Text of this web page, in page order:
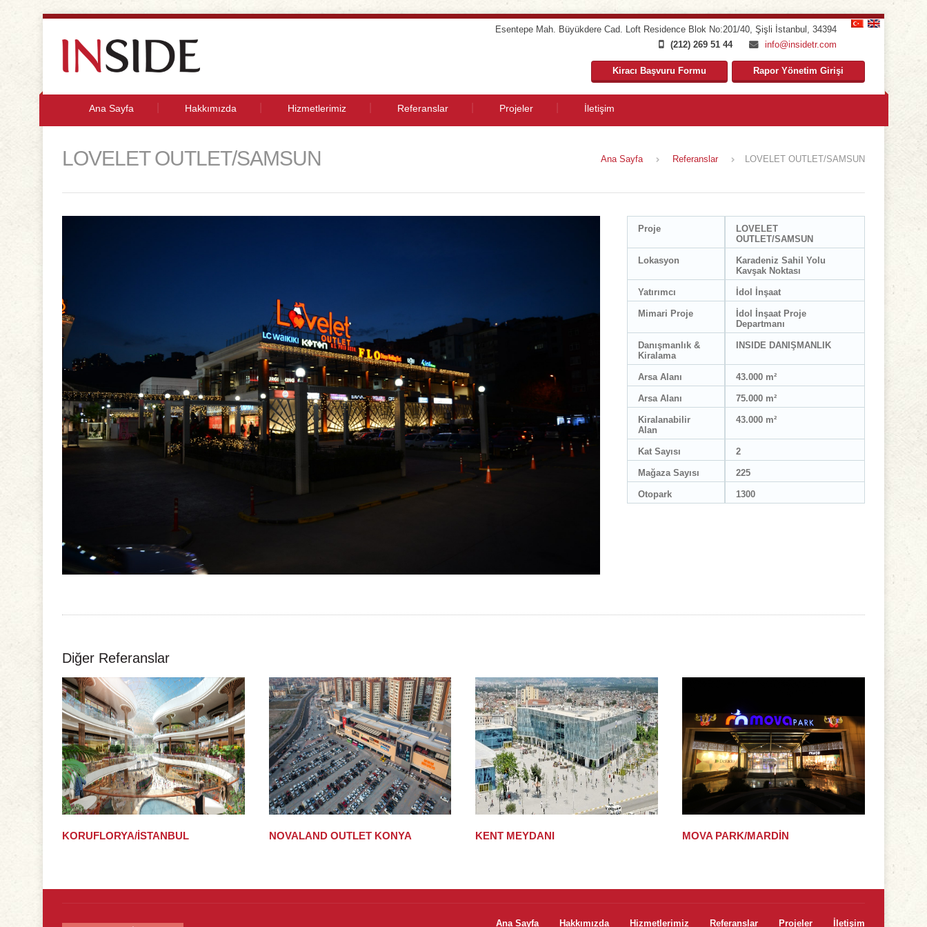
Esentepe Mah. Büyükdere Cad. Loft Residence Blok No:201/40, Şişli İstanbul , 34394
(212) 269 51 44
info@insidetr.com
Kiracı Başvuru Formu Rapor Yönetim Girişi
Ana Sayfa Hakkımızda Hizmetlerimiz Referanslar Projeler İletişim
LOVELET OUTLET/SAMSUN Ana Sayfa Referanslar LOVELET OUTLET/SAMSUN
Proje
LOVELET
OUTLET/SAMSUN
Lokasyon
Karadeniz Sahil Yolu
Kavşak Noktası
Yatırımcı İdol İnşaat
Mimari Proje
İdol İnşaat Proje
Departmanı
Danışmanlık &
Kiralama
INSIDE DANIŞMANLIK
Arsa Alanı 43.000 m²
Arsa Alanı 75.000 m²
Kiralanabilir
Alan
43.000 m²
Kat Sayısı 2
Mağaza Sayısı 225
Otopark 1300
Diğer Referanslar
KORUFLORYA/İSTANBUL NOVALAND OUTLET KONYA KENT MEYDANI MOVA PARK/MARDİN
Ana Sayfa Hakkımızda Hizmetlerimiz Referanslar Projeler İletişim